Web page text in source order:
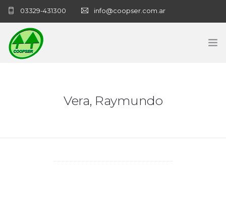
03329-431300 info@coopser.com.ar
COOPERATIVAVera, Raymundo